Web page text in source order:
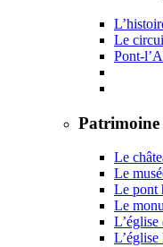
Le
Pont-
Le
Le
Le pont
Le